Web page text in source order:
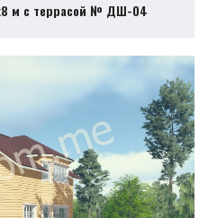
м с террасой № ДШ-04